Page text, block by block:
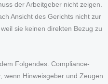
der Arbeitgeber nicht zeigen.
Ansicht des Gerichts nicht zur
sie keinen direkten Bezug zu
Folgendes: Compliance-
wenn Hinweisgeber und Zeugen